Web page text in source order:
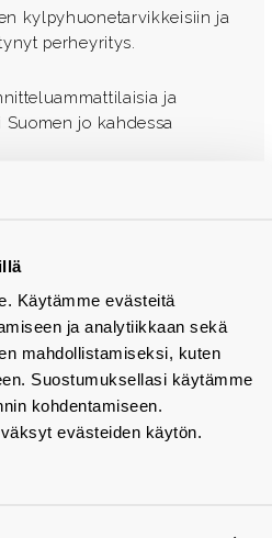
Käytämme evästeitä
ja analytiikkaan sekä
mahdollistamiseksi, kuten
Suostumuksellasi käytämme
kohdentamiseen.
evästeiden käytön.
kylpyhuonetarvikkeisiin ja
perheyritys.
ja
jo kahdessa